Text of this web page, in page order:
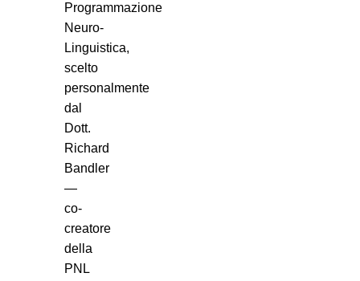
Programmazione
Neuro-
Linguistica,
scelto
personalmente
dal
Dott.
Richard
Bandler
—
co-
creatore
della
PNL